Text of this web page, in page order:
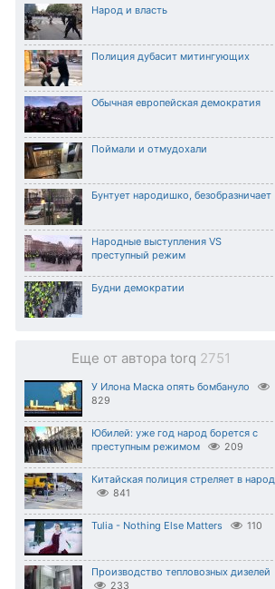
Народ и власть
Полиция дубасит митингующих
Обычная европейская демократия
Поймали и отмудохали
Бунтует народишко, безобразничает
Народные выступления VS
преступный режим
Будни демократии
Еще от автора torq 2751
У Илона Маска опять бомбануло
829
Юбилей: уже год народ борется с
преступным режимом
209
Китайская полиция стреляет в народ
841
Tulia - Nothing Else Matters 110
Производство тепловозных дизелей
233